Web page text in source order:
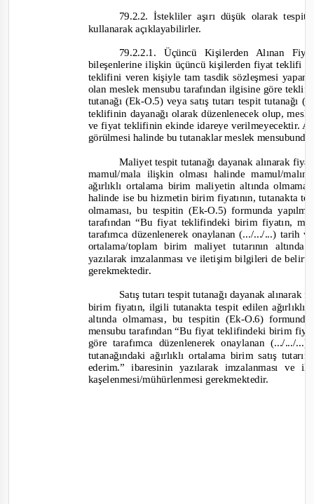
79.2.2. İstekliler aşırı düşük olarak
kullanarak açıklayabilirler.
79.2.2.1. Üçüncü Kişilerden Alınan
bileşenlerine ilişkin üçüncü kişilerden fiyat teklifi
teklifini veren kişiyle tam tasdik sözleşmesi
olan meslek mensubu tarafından ilgisine göre
tutanağı (Ek-O.5) veya satış tutarı tespit tutanağı
teklifinin dayanağı olarak düzenlenecek olup,
ve fiyat teklifinin ekinde idareye verilmeyecektir.
görülmesi halinde bu tutanaklar meslek
Maliyet tespit tutanağı dayanak alınarak
mamul/mala ilişkin olması halinde mamul/
ağırlıklı ortalama birim maliyetin altında
halinde ise bu hizmetin birim fiyatının, tutanakta
olmaması, bu tespitin (Ek-O.5) formunda
tarafından “Bu fiyat teklifindeki birim fiyatın,
tarafımca düzenlenerek onaylanan (.../.../...) tarih
ortalama/toplam birim maliyet tutarının
yazılarak imzalanması ve iletişim bilgileri de
gerekmektedir.
Satış tutarı tespit tutanağı dayanak
birim fiyatın, ilgili tutanakta tespit edilen ağırlıklı
altında olmaması, bu tespitin (Ek-O.6)
mensubu tarafından “Bu fiyat teklifindeki birim
göre tarafımca düzenlenerek onaylanan (.../
tutanağındaki ağırlıklı ortalama birim satış
ederim.” ibaresinin yazılarak imzalanması
kaşelenmesi/mühürlenmesi gerekmektedir.